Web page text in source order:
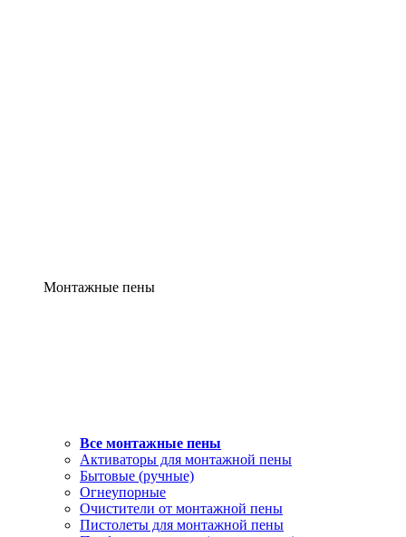
Монтажные пены
Все монтажные пены
Активаторы для монтажной пены
Бытовые (ручные)
Огнеупорные
Очистители от монтажной пены
Пистолеты для монтажной пены